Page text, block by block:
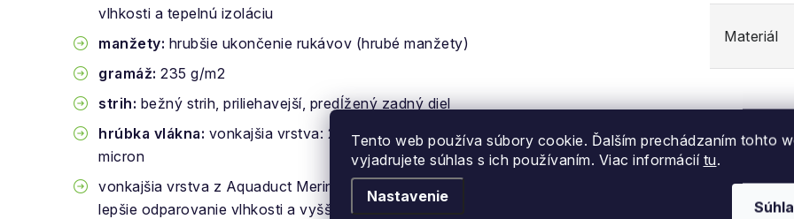
Tento web používa súbory cookie. Ďalším prechádzaním tohto
vyjadrujete súhlas s ich používaním. Viac informácií tu.
Nastavenie
vlhkosti a tepelnú izoláciu
manžety: hrubšie ukončenie rukávov (hrubé manžety)
gramáž: 235 g/m2
strih: bežný strih, priliehavejší, predĺžený zadný diel
hrúbka vlákna: vonkajšia vrstva: 20,5 micron, vnútorná vrstva: 18,7
micron
vonkajšia vrstva z Aquaduct Merino vlny a polyamidu pre
lepšie odparovanie vlhkosti a vyššiu odolnosť
Materiál